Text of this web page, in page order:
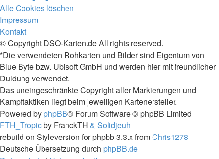
Alle Cookies löschen
Impressum
Kontakt
© Copyright DSO-Karten.de All rights reserved.
*Die verwendeten Rohkarten und Bilder sind Eigentum von
Blue Byte bzw. Ubisoft GmbH und werden hier mit freundlicher
Duldung verwendet.
Das uneingeschränkte Copyright aller Markierungen und
Kampftaktiken liegt beim jeweiligen Kartenersteller.
Powered by phpBB® Forum Software © phpBB Limited
FTH_Tropicby FranckTH & Solidjeuh
rebuild on Styleversion for phpbb 3.3.x fromChris1278
Deutsche Übersetzung durch phpBB.de